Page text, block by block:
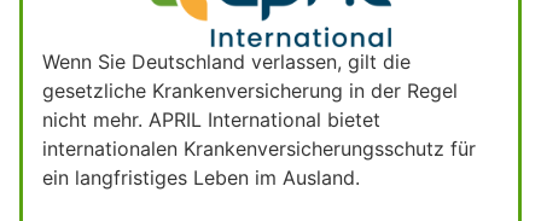
Wenn Sie Deutschland verlassen, gilt die
gesetzliche Krankenversicherung in der Regel
nicht mehr. APRIL International bietet
internationalen Krankenversicherungsschutz für
ein langfristiges Leben im Ausland.